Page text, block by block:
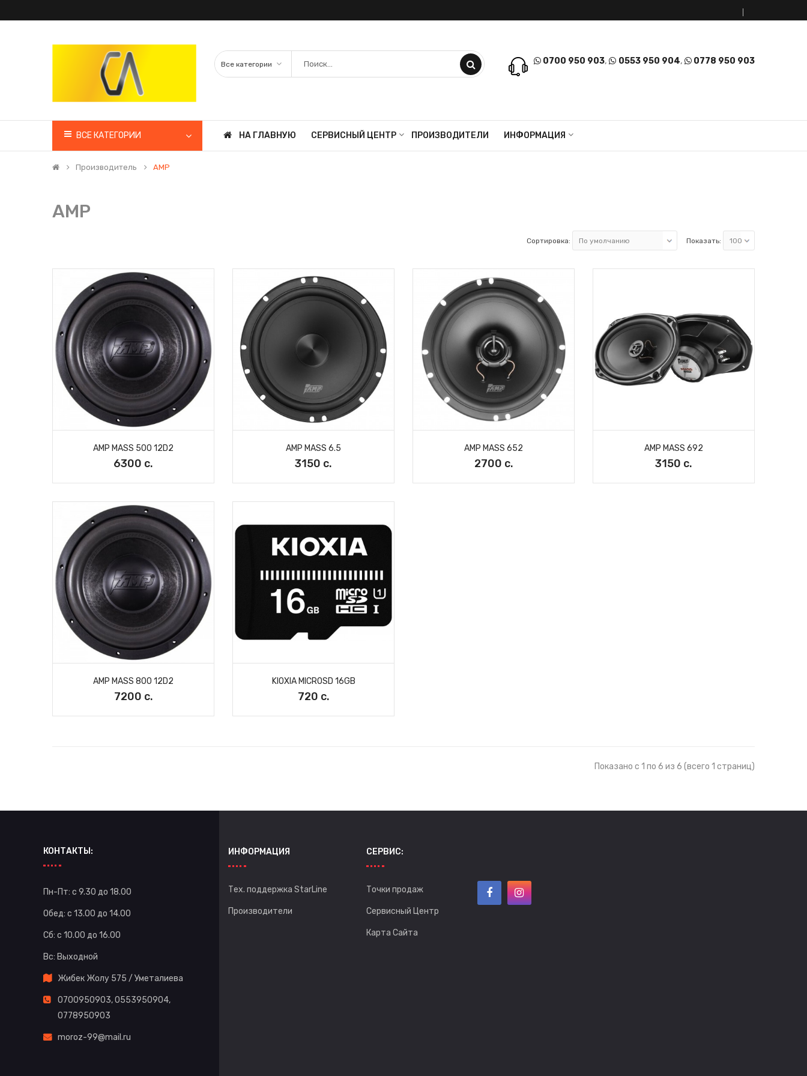
0700 950 903, 0553 950 904, 0778 950 903
ВСЕ КАТЕГОРИИ НА ГЛАВНУЮ СЕРВИСНЫЙ ЦЕНТР ПРОИЗВОДИТЕЛИ ИНФОРМАЦИЯ
Производитель AMP
AMP
Сортировка: Показать:
AMP MASS 500 12D2
6300 с.
AMP MASS 6.5
3150 с.
AMP MASS 652
2700 с.
AMP MASS 692
3150 с.
AMP MASS 800 12D2
7200 с.
KIOXIA MICROSD 16GB
720 с.
Показано с 1 по 6 из 6 (всего 1 страниц)
КОНТАКТЫ:
Пн-Пт: с 9.30 до 18.00
Обед: с 13.00 до 14.00
Сб: с 10.00 до 16.00
Вс: Выходной
Жибек Жолу 575 / Уметалиева
0700950903,0553950904,
0778950903
moroz-99@mail.ru
ИНФОРМАЦИЯ
Тех. поддержка StarLine
Производители
СЕРВИС:
Точки продаж
Сервисный Центр
Карта Сайта